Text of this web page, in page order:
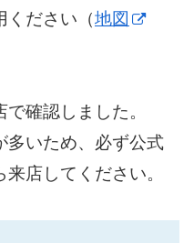
ください（地図
確認しました。
いため、必ず公式
店してください。